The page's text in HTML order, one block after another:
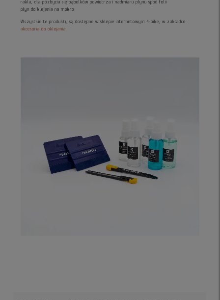
rakla, dla pozbycia się bąbelków powietrza i nadmiaru płynu spod folii
płyn do klejenia na mokro
Wszystkie te produkty są dostępne w sklepie internetowym 4-bike, w zakładce
akcesoria do oklejania